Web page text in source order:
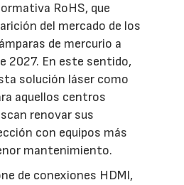
RoHS, que
del mercado de los
de mercurio a
2027. En este sentido,
solución láser como
aquellos centros
renovar sus
con equipos más
mantenimiento.
de conexiones HDMI,